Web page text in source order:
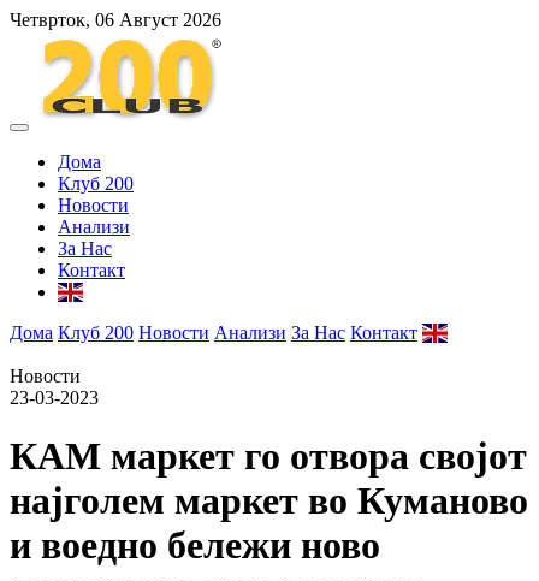
Четврток, 06 Август 2026
Дома
Клуб 200
Новости
Анализи
За Нас
Контакт
Дома Клуб 200 Новости Анализи За Нас Контакт
Новости
23-03-2023
КАМ маркет го отвора својот
најголем маркет во Куманово
и воедно бележи ново